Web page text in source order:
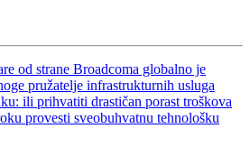
od strane Broadcoma globalno je
pružatelje infrastrukturnih usluga
ili prihvatiti drastičan porast troškova
provesti sveobuhvatnu tehnološku